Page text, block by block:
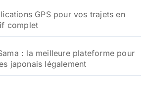
GPS pour vos trajets en
complet
: la meilleure plateforme pour
japonais légalement